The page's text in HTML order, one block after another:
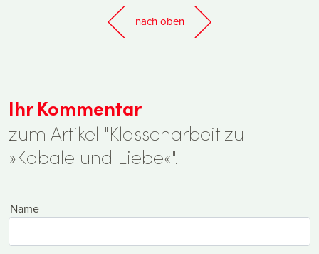
nach oben
Ihr Kommentar
zum Artikel "Klassenarbeit zu
»Kabale und Liebe«".
Name